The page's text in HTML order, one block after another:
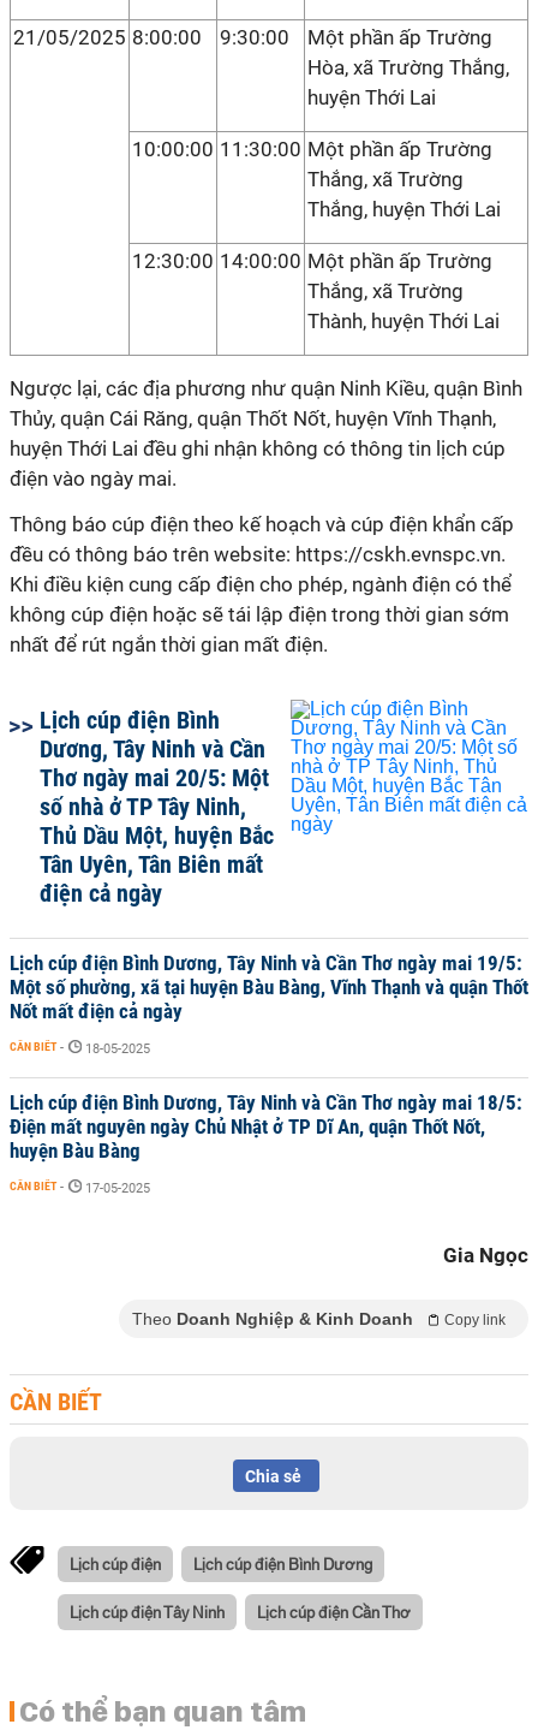
21/05/2025 8:00:00 9:30:00
Một phần ấp Trường
Hòa, xã Trường Thắng,
huyện Thới Lai
10:00:00 11:30:00 Một phần ấp Trường
Thắng, xã Trường
Thắng, huyện Thới Lai
12:30:00 14:00:00 Một phần ấp Trường
Thắng, xã Trường
Thành, huyện Thới Lai
Ngược lại, các địa phương như quận Ninh Kiều, quận Bình
Thủy, quận Cái Răng, quận Thốt Nốt, huyện Vĩnh Thạnh,
huyện Thới Lai đều ghi nhận không có thông tin lịch cúp
điện vào ngày mai.
Thông báo cúp điện theo kế hoạch và cúp điện khẩn cấp
đều có thông báo trên website: https://cskh.evnspc.vn.
Khi điều kiện cung cấp điện cho phép, ngành điện có thể
không cúp điện hoặc sẽ tái lập điện trong thời gian sớm
nhất để rút ngắn thời gian mất điện.
Lịch cúp điện Bình
Dương, Tây Ninh và Cần
Thơ ngày mai 20/5: Một
số nhà ở TP Tây Ninh,
Thủ Dầu Một, huyện Bắc
Tân Uyên, Tân Biên mất
điện cả ngày
Lịch cúp điện Bình Dương, Tây Ninh và Cần Thơ ngày mai 19/5:
Một số phường, xã tại huyện Bàu Bàng, Vĩnh Thạnh và quận Thốt
Nốt mất điện cả ngày
CẦN BIẾT - 18-05-2025
Lịch cúp điện Bình Dương, Tây Ninh và Cần Thơ ngày mai 18/5:
Điện mất nguyên ngày Chủ Nhật ở TP Dĩ An, quận Thốt Nốt,
huyện Bàu Bàng
CẦN BIẾT - 17-05-2025
Gia Ngọc
Theo Doanh Nghiệp & Kinh Doanh Copy link
CẦN BIẾT
Chia sẻ
Lịch cúp điện Lịch cúp điện Bình Dương
Lịch cúp điện Tây Ninh Lịch cúp điện Cần Thơ
Có thể bạn quan tâm